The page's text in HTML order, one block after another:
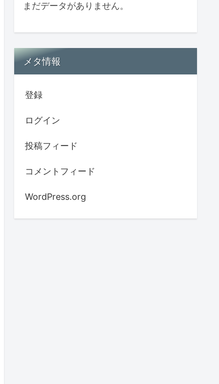
まだデータがありません。
メタ情報
登録
ログイン
投稿フィード
コメントフィード
WordPress.org